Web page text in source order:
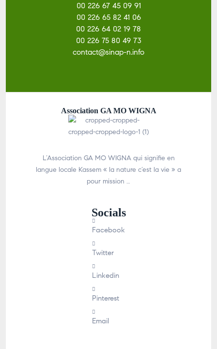
00 226 67 45 09 91
00 226 65 82 41 06
00 226 64 02 19 78
00 226 75 80 49 73
contact@sinap-n.info
Association GA MO WIGNA
L’Association GA MO WIGNA qui signifie en
langue locale Kassem « la nature c’est la vie » a
pour mission …
Socials
Facebook
Twitter
Linkedin
Pinterest
Email